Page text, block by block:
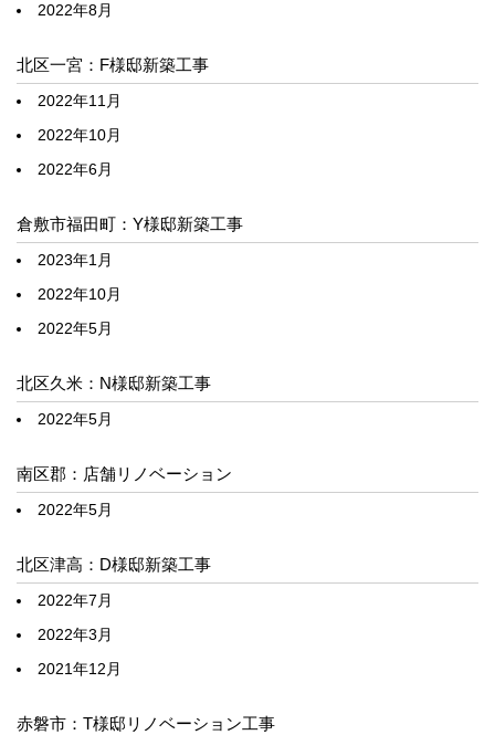
2022年8月
北区一宮：F様邸新築工事
2022年11月
2022年10月
2022年6月
倉敷市福田町：Y様邸新築工事
2023年1月
2022年10月
2022年5月
北区久米：N様邸新築工事
2022年5月
南区郡：店舗リノベーション
2022年5月
北区津高：D様邸新築工事
2022年7月
2022年3月
2021年12月
赤磐市：T様邸リノベーション工事